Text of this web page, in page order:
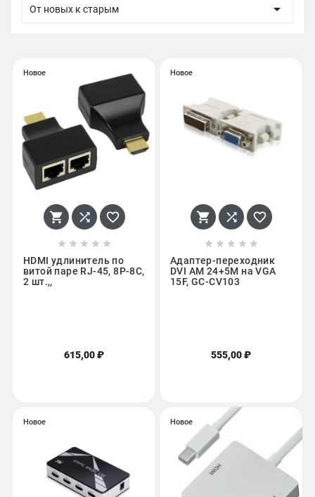
От новых к старым 
Новое
  
    
HDMI удлинитель по
витой паре RJ-45, 8P-8C,
2 шт.,,
615,00 ₽
Новое
  
    
Адаптер-переходник
DVI AM 24+5М на VGA
15F, GC-CV103
555,00 ₽
Новое Новое